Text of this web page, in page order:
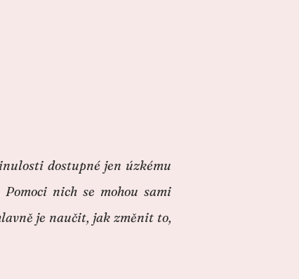
dostupné jen úzkému
nich se mohou sami
je naučit, jak změnit to,